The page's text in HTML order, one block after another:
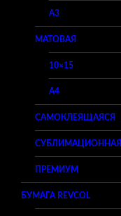
A3
МАТОВАЯ
10×15
A4
САМОКЛЕЯЩАЯСЯ
СУБЛИМАЦИОННАЯ
ПРЕМИУМ
БУМАГА REVCOL